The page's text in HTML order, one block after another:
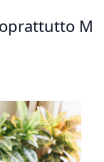
M